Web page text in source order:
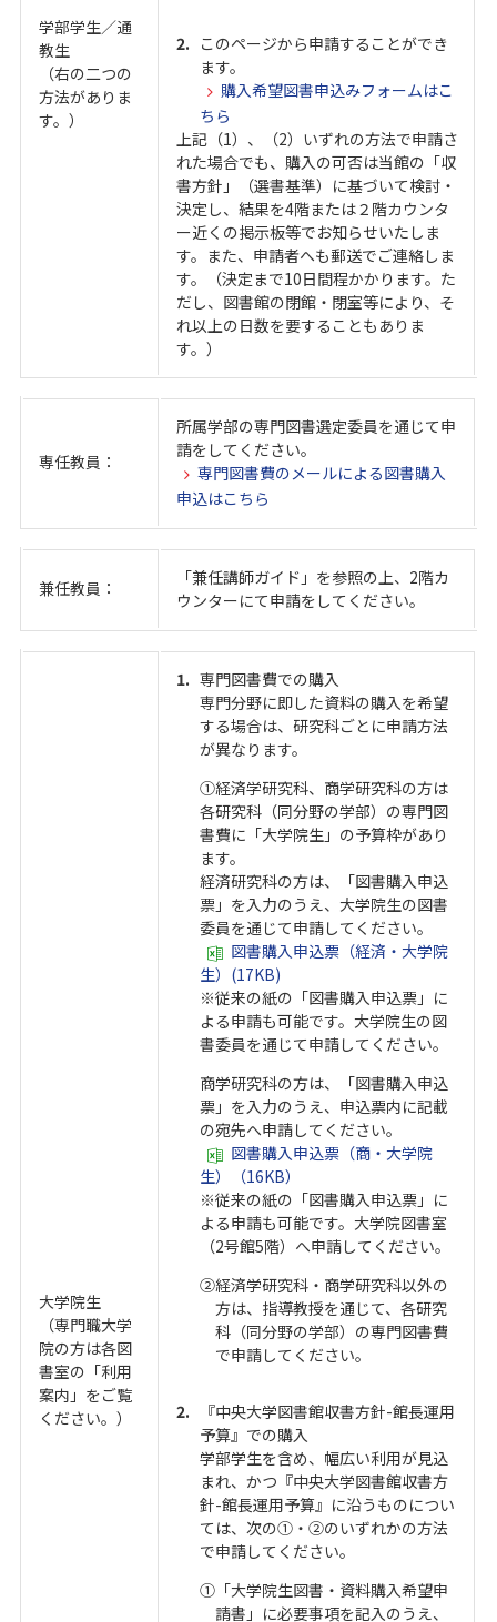
学部学生／通
教生
（右の二つの
方法がありま
す。）
このページから申請することができ
ます。
購入希望図書申込みフォームはこ
ちら
上記（1）、（2）いずれの方法で申請さ
れた場合でも、購入の可否は当館の「収
書方針」（選書基準）に基づいて検討・
決定し、結果を4階または２階カウンタ
ー近くの掲示板等でお知らせいたしま
す。また、申請者へも郵送でご連絡しま
す。（決定まで10日間程かかります。た
だし、図書館の閉館・閉室等により、そ
れ以上の日数を要することもありま
す。）
専任教員：
所属学部の専門図書選定委員を通じて申
請をしてください。
専門図書費のメールによる図書購入
申込はこちら
兼任教員：
「兼任講師ガイド」を参照の上、2階カ
ウンターにて申請をしてください。
大学院生
（専門職大学
院の方は各図
書室の「利用
案内」をご覧
ください。）
専門図書費での購入
専門分野に即した資料の購入を希望
する場合は、研究科ごとに申請方法
が異なります。
①経済学研究科、商学研究科の方は
各研究科（同分野の学部）の専門図
書費に「大学院生」の予算枠があり
ます。
経済研究科の方は、「図書購入申込
票」を入力のうえ、大学院生の図書
委員を通じて申請してください。
図書購入申込票（経済・大学院
生）(17KB)
※従来の紙の「図書購入申込票」に
よる申請も可能です。大学院生の図
書委員を通じて申請してください。
商学研究科の方は、「図書購入申込
票」を入力のうえ、申込票内に記載
の宛先へ申請してください。
図書購入申込票（商・大学院
生）（16KB）
※従来の紙の「図書購入申込票」に
よる申請も可能です。大学院図書室
（2号館5階）へ申請してください。
②経済学研究科・商学研究科以外の
方は、指導教授を通じて、各研究
科（同分野の学部）の専門図書費
で申請してください。
『中央大学図書館収書方針-館長運用
予算』での購入
学部学生を含め、幅広い利用が見込
まれ、かつ『中央大学図書館収書方
針-館長運用予算』に沿うものについ
ては、次の①・②のいずれかの方法
で申請してください。
①「大学院生図書・資料購入希望申
請書」に必要事項を記入のうえ、